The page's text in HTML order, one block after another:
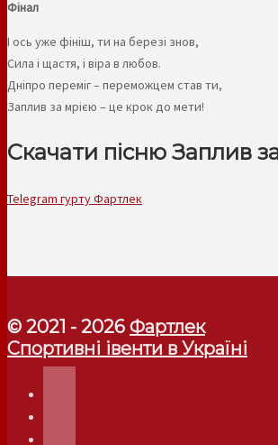
Фінал
І ось уже фініш, ти на березі знов,
Сила і щастя, і віра в любов.
Дніпро переміг – переможцем став ти,
Заплив за мрією – це крок до мети!
Скачати пісню Заплив
Telegram гурту Фартлек
© 2021 - 2026 Фартлек
Спортивні івенти в Україні